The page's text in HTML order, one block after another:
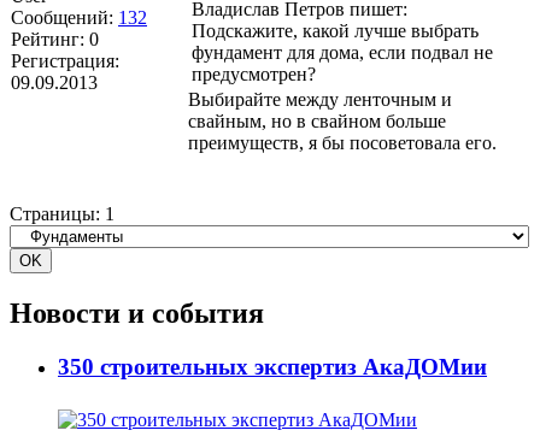
Сообщений: 132
Рейтинг: 0
Регистрация:
09.09.2013
Владислав Петров пишет:
Подскажите, какой лучше выбрать
фундамент для дома, если подвал не
предусмотрен?
Выбирайте между ленточным и
свайным, но в свайном больше
преимуществ, я бы посоветовала его.
Страницы: 1
Новости и события
350 строительных экспертиз АкаДОМии